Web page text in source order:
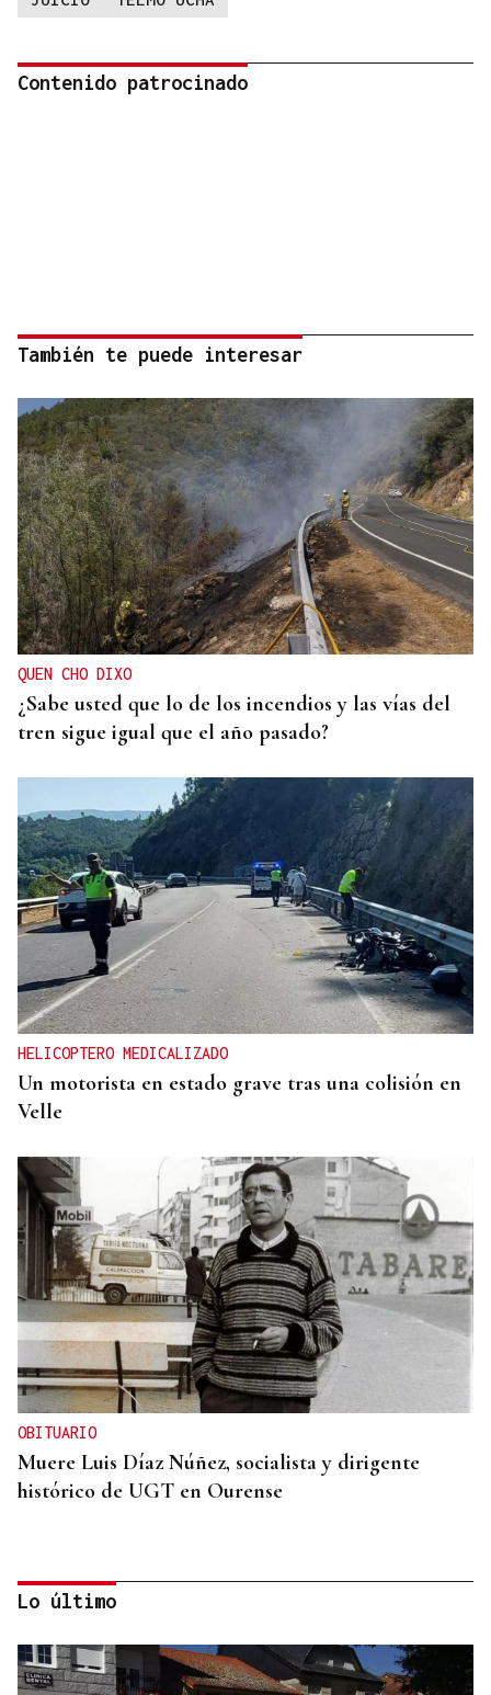
Contenido patrocinado
También te puede interesar
QUEN CHO DIXO
¿Sabe usted que lo de los incendios y las vías del
tren sigue igual que el año pasado?
HELICOPTERO MEDICALIZADO
Un motorista en estado grave tras una colisión en
Velle
OBITUARIO
Muere Luis Díaz Núñez, socialista y dirigente
histórico de UGT en Ourense
Lo último